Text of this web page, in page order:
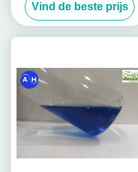
zonder Chloor voor Tabacco-
Gewassen
Vind de beste prijs